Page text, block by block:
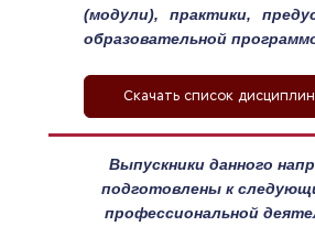
(модули), практики,
образовательной
Скачать список дисциплин
Выпускники данного
подготовлены к
профессиональной